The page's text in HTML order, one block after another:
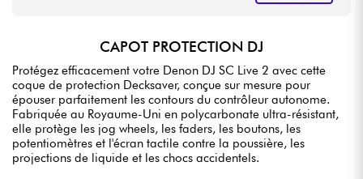
CAPOT PROTECTION DJ
Protégez efficacement votre Denon DJ SC Live 2 avec cette
coque de protection Decksaver, conçue sur mesure pour
épouser parfaitement les contours du contrôleur autonome.
Fabriquée au Royaume-Uni en polycarbonate ultra-résistant,
elle protège les jog wheels, les faders, les boutons, les
potentiomètres et l'écran tactile contre la poussière, les
projections de liquide et les chocs accidentels.